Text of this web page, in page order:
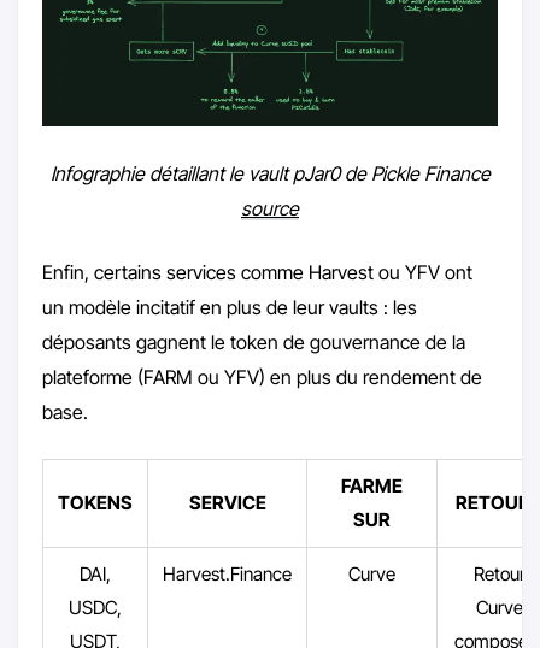
Infographie détaillant le vault pJar0 de Pickle Finance
source
Enfin, certains services comme Harvest ou YFV ont
un modèle incitatif en plus de leur vaults : les
déposants gagnent le token de gouvernance de la
plateforme (FARM ou YFV) en plus du rendement de
base.
TOKENS SERVICE
FARME
SUR
DAI,
USDC,
USDT,
Harvest.Finance Curve
Retour
Curve
composé